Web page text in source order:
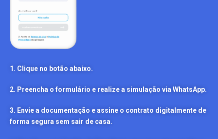
1. Clique no botão abaixo.
2. Preencha o formulário e realize a simulação via WhatsApp.
3. Envie a documentação e assine o contrato digitalmente de
forma segura sem sair de casa.